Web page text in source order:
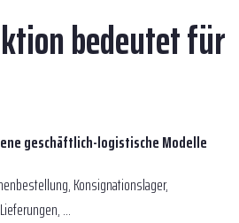
bedeutet für
geschäftlich-logistische Modelle
Konsignationslager,
...